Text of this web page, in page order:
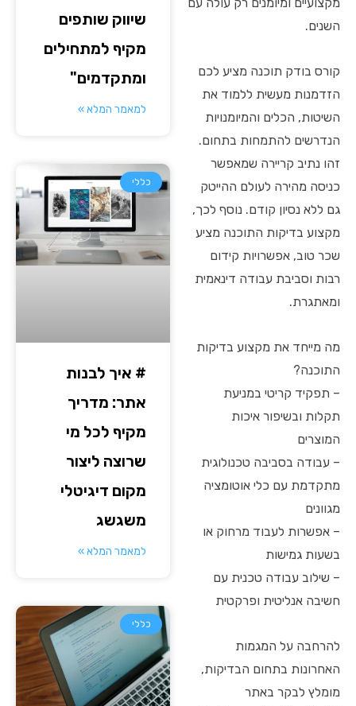
השנים.
קורס בודק תוכנה מציע לכם
הזדמנות מעשית ללמוד את
השיטות, הכלים והמיומנויות
הנדרשים להתמחות בתחום.
זהו נתיב קריירה שמאפשר
כניסה מהירה לעולם ההייטק
גם ללא נסיון קודם. נוסף לכך,
מקצוע בדיקות התוכנה מציע
שכר טוב, אפשרויות קידום
רבות וסביבת עבודה דינאמית
ומאתגרת.
מה מייחד את מקצוע בדיקות
התוכנה?
– תפקיד קריטי במניעת
תקלות ובשיפור איכות
המוצרים
– עבודה בסביבה טכנולוגית
מתקדמת עם כלי אוטומציה
מגוונים
– אפשרות לעבוד מרחוק או
בשעות גמישות
– שילוב עבודה טכנית עם
חשיבה אנליטית ופרקטית
להרחבה על המגמות
האחרונות בתחום הבדיקות,
מומלץ לבקר באתר
שיווק שותפים
מקיף למתחילים
ומתקדמים"
למאמר המלא »
כללי
# איך לבנות
אתר: מדריך
מקיף לכל מי
שרוצה ליצור
מקום דיגיטלי
משגשג
למאמר המלא »
כללי